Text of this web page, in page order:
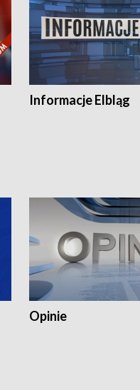
Informacje Elbląg
Opinie